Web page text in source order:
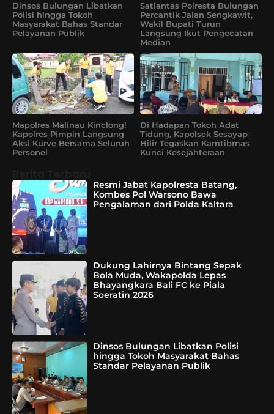
Dinsos Bulungan Libatkan
Polisi hingga Tokoh
Masyarakat Bahas Standar
Pelayanan Publik
Satlantas Polresta Bulungan
Percantik Jalan Sengkawit,
Wakil Bupati Turun
Langsung Ikut Pengecatan
Median
Mapolres Malinau Kinclong!
Kapolres Pimpin Langsung
Aksi Kurve Bersama Seluruh
Personel
Di Hadapan Tokoh Adat
Tidung, Kapolsek Sesayap
Hilir Tegaskan Kamtibmas
Kunci Kesejahteraan
Resmi Jabat Kapolresta Batang,
Kombes Pol Warsono Bawa
Pengalaman dari Polda Kaltara
Dukung Lahirnya Bintang Sepak
Bola Muda, Wakapolda Lepas
Bhayangkara Bali FC ke Piala
Soeratin 2026
Dinsos Bulungan Libatkan Polisi
hingga Tokoh Masyarakat Bahas
Standar Pelayanan Publik